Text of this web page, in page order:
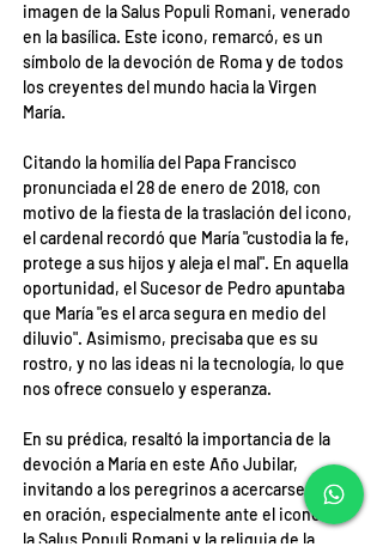
imagen de la Salus Populi Romani, venerado
en la basílica. Este icono, remarcó, es un
símbolo de la devoción de Roma y de todos
los creyentes del mundo hacia la Virgen
María.
Citando la homilía del Papa Francisco
pronunciada el 28 de enero de 2018, con
motivo de la fiesta de la traslación del icono,
el cardenal recordó que María "custodia la fe,
protege a sus hijos y aleja el mal". En aquella
oportunidad, el Sucesor de Pedro apuntaba
que María "es el arca segura en medio del
diluvio". Asimismo, precisaba que es su
rostro, y no las ideas ni la tecnología, lo que
nos ofrece consuelo y esperanza.
En su prédica, resaltó la importancia de la
devoción a María en este Año Jubilar,
invitando a los peregrinos a acercarse a ella
en oración, especialmente ante el icono de
la Salus Populi Romani y la reliquia de la